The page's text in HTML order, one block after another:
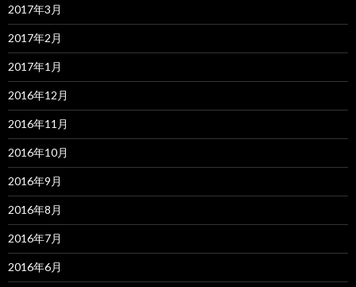
2017年3月
2017年2月
2017年1月
2016年12月
2016年11月
2016年10月
2016年9月
2016年8月
2016年7月
2016年6月